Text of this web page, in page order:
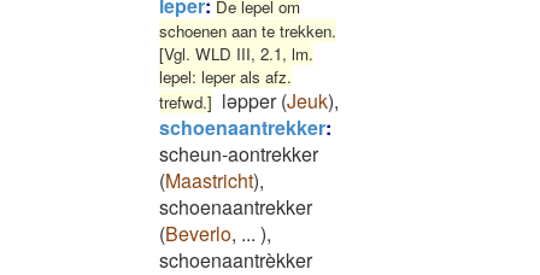
De lepel om
schoenen aan te trekken.
[Vgl. WLD III, 2.1, lm.
lepel: leper als afz.
trefwd.] ləpper(Jeuk),
schoenaantrekker:
scheun-aontrekker
(Maastricht),
schoenaantrekker
(Beverlo, ... ),
schoenaantrèkker